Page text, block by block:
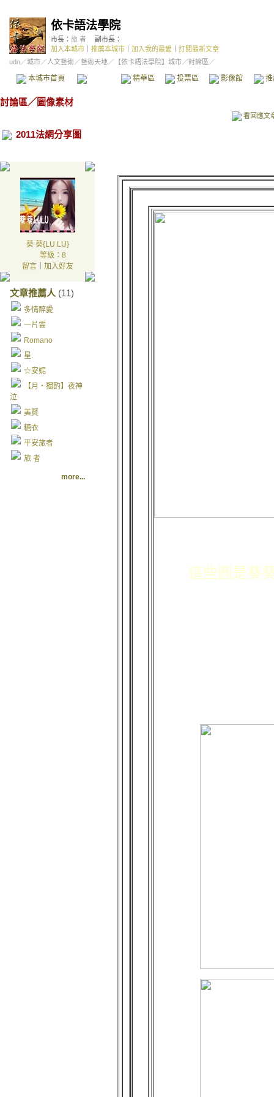
依卡語法學院
市長： 旅 者
副市長：
加入本城市
推薦本城市 加入我的最愛
訂閱最新文章
udn／城市／人文藝術／藝術天地／ 【依卡語法學院】城市／討論區／
本城市首頁 精華區 投票區 影像館
討論區／ 圖像素材
看回應文
2011法網分享圖
葵 葵{LU LU}
等級：8
留言｜ 加入好友
文章推薦人 (11)
多情醉愛
一片雲
Romano
星.
☆安妮
【月‧獨酌】夜神
泣
美賢
糖衣
平安旅者
旅 者
more...
這些圖是葵